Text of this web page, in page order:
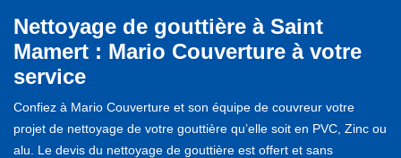
Nettoyage de gouttière à Saint
Mamert : Mario Couverture à votre
service
Confiez à Mario Couverture et son équipe de couvreur votre
projet de nettoyage de votre gouttière qu’elle soit en PVC, Zinc ou
alu. Le devis du nettoyage de gouttière est offert et sans